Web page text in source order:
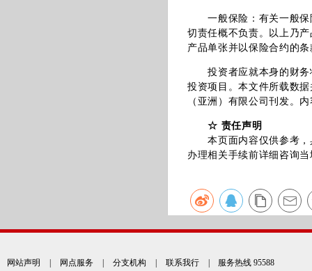
一般保险：有关一般保
切责任概不负责。以上乃
产品单张并以保险合约的
投资者应就本身的财务
投资项目。本文件所载数
（亚洲）有限公司刊发。
☆ 责任声明
本页面内容仅供参考，
办理相关手续前详细咨询
网站声明 网点服务 分支机构 联系我行 | 服务热线 95588